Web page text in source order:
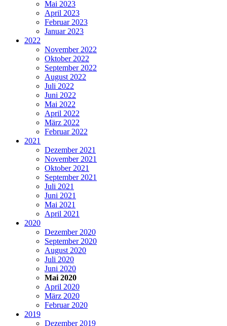
Mai 2023
April 2023
Februar 2023
Januar 2023
2022
November 2022
Oktober 2022
September 2022
August 2022
Juli 2022
Juni 2022
Mai 2022
April 2022
März 2022
Februar 2022
2021
Dezember 2021
November 2021
Oktober 2021
September 2021
Juli 2021
Juni 2021
Mai 2021
April 2021
2020
Dezember 2020
September 2020
August 2020
Juli 2020
Juni 2020
Mai 2020
April 2020
März 2020
Februar 2020
2019
Dezember 2019